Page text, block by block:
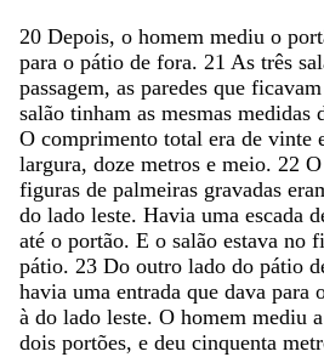
20 Depois, o homem mediu o
para o pátio de fora. 21 As três
passagem, as paredes que ficavam
salão tinham as mesmas medidas
O comprimento total era de vinte
largura, doze metros e meio. 22 O
figuras de palmeiras gravadas
do lado leste. Havia uma escada
até o portão. E o salão estava no
pátio. 23 Do outro lado do pátio
havia uma entrada que dava para
à do lado leste. O homem mediu a
dois portões, e deu cinquenta